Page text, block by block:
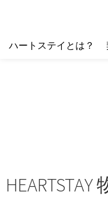
ハートステイとは？